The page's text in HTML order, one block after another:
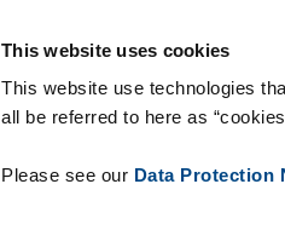
This website uses cookies
This website use technologies
all be referred to here as
Please see our Data Protection